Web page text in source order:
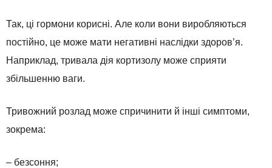
Так, ці гормони корисні. Але коли вони виробляються
постійно, це може мати негативні наслідки здоров’я.
Наприклад, тривала дія кортизолу може сприяти
збільшенню ваги.
Тривожний розлад може спричинити й інші симптоми,
зокрема:
– безсоння;